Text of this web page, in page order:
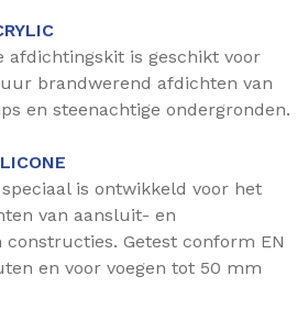
afdichtingskit is geschikt voor
brandwerend afdichten van
en steenachtige ondergronden.
is ontwikkeld voor het
van aansluit- en
constructies. Getest conform EN
en voor voegen tot 50 mm